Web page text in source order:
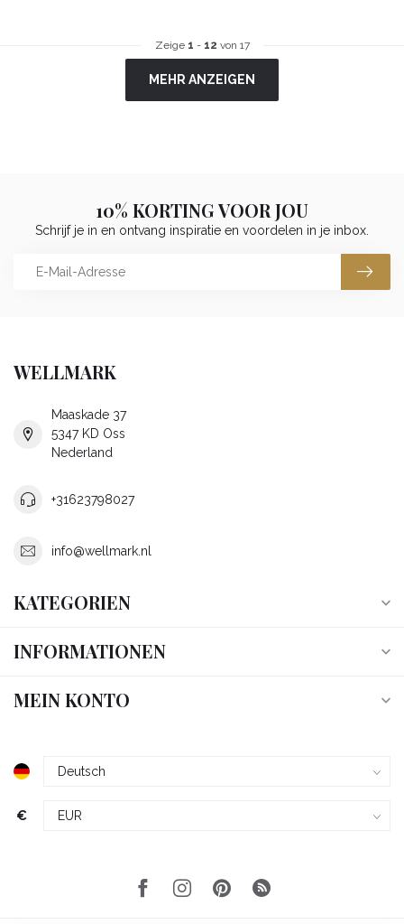
Zeige 1 - 12 von 17
MEHR ANZEIGEN
10% KORTING VOOR JOU
Schrijf je in en ontvang inspiratie en voordelen in je inbox.
WELLMARK
Maaskade 37
5347 KD Oss
Nederland
+31623798027
info@wellmark.nl
KATEGORIEN
INFORMATIONEN
MEIN KONTO
€